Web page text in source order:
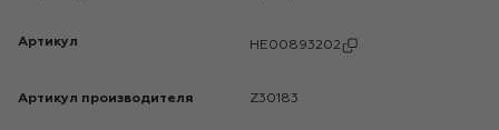
Артикул HE00893202
Артикул производителя Z30183